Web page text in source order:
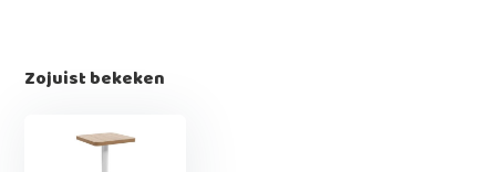
Zojuist bekeken